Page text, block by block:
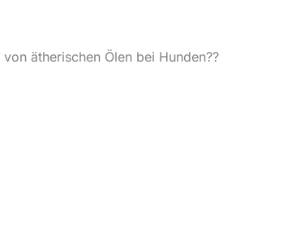
ätherischen Ölen bei Hunden??